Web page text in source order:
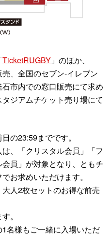
TicketRUGBY 」のほか、
売、全国のセブン-イレブン
石市内での窓口販売にて求め
ジアムチケット売り場にて
の23:59までです。
、「クリスタル会員」「フ
員」が対象となり、ともチ
お求めいただけます。
大人2枚セットのお得な前売
。
名様もご一緒に入場いただ